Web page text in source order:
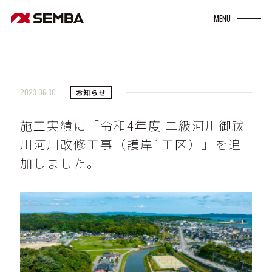
2023.06.30 お知らせ
施工実績に「令和4年度 二級河川御祓
川河川改修工事（護岸1工区）」を追
加しました。